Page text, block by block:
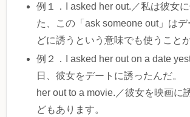
例１．I asked her out.／私は彼女
た、この「ask someone out」は
どに誘うという意味でも使うこと
例２．I asked her out on a date
日、彼女をデートに誘ったんだ。
her out to a movie.／彼女を映画に
どもあります。